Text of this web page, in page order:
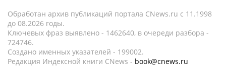
Обработан архив публикаций портала CNews.ru c 11.1998
до 08.2026 годы.
Ключевых фраз выявлено - 1462640, в очереди разбора -
724746.
Создано именных указателей - 199002.
Редакция Индексной книги CNews - book@cnews.ru